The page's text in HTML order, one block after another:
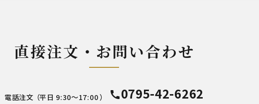
直接注文・お問い合わせ
電話注文 （平日 9:30～17:00 ） call0795-42-6262